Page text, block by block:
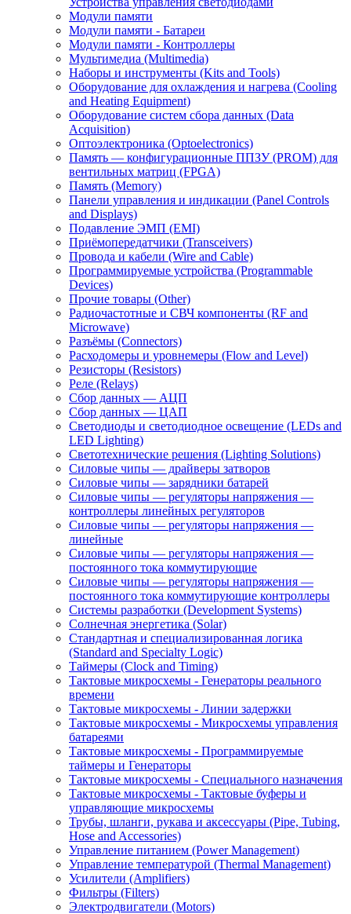
Модули памяти
Модули памяти - Батареи
Модули памяти - Контроллеры
Мультимедиа (Multimedia)
Наборы и инструменты (Kits and Tools)
Оборудование для охлаждения и нагрева (Cooling
and Heating Equipment)
Оборудование систем сбора данных (Data
Acquisition)
Оптоэлектроника (Optoelectronics)
Память — конфигурационные ППЗУ (PROM) для
вентильных матриц (FPGA)
Память (Memory)
Панели управления и индикации (Panel Controls
and Displays)
Подавление ЭМП (EMI)
Приёмопередатчики (Transceivers)
Провода и кабели (Wire and Cable)
Программируемые устройства (Programmable
Devices)
Прочие товары (Other)
Радиочастотные и СВЧ компоненты (RF and
Microwave)
Разъёмы (Connectors)
Расходомеры и уровнемеры (Flow and Level)
Резисторы (Resistors)
Реле (Relays)
Сбор данных — АЦП
Сбор данных — ЦАП
Светодиоды и светодиодное освещение (LEDs and
LED Lighting)
Светотехнические решения (Lighting Solutions)
Силовые чипы — драйверы затворов
Силовые чипы — зарядники батарей
Силовые чипы — регуляторы напряжения —
контроллеры линейных регуляторов
Силовые чипы — регуляторы напряжения —
линейные
Силовые чипы — регуляторы напряжения —
постоянного тока коммутирующие
Силовые чипы — регуляторы напряжения —
постоянного тока коммутирующие контроллеры
Системы разработки (Development Systems)
Солнечная энергетика (Solar)
Стандартная и специализированная логика
(Standard and Specialty Logic)
Таймеры (Clock and Timing)
Тактовые микросхемы - Генераторы реального
времени
Тактовые микросхемы - Линии задержки
Тактовые микросхемы - Микросхемы управления
батареями
Тактовые микросхемы - Программируемые
таймеры и Генераторы
Тактовые микросхемы - Специального назначения
Тактовые микросхемы - Тактовые буферы и
управляющие микросхемы
Трубы, шланги, рукава и аксессуары (Pipe, Tubing,
Hose and Accessories)
Управление питанием (Power Management)
Управление температурой (Thermal Management)
Усилители (Amplifiers)
Фильтры (Filters)
Электродвигатели (Motors)